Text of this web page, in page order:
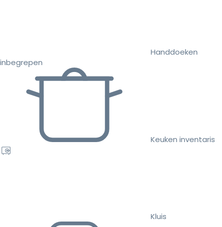
Handdoeken
inbegrepen
Keuken inventaris
Kluis